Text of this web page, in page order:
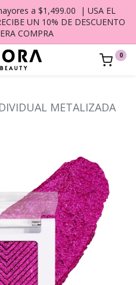
a $1,499.00 | USA EL
UN 10% DE DESCUENTO
COMPRA
0
METALIZADA